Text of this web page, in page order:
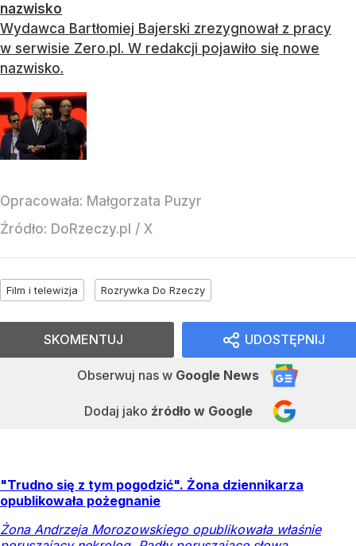
nazwisko
Wydawca Bartłomiej Bajerski zrezygnował z pracy
w serwisie Zero.pl. W redakcji pojawiło się nowe
nazwisko.
Opracowała: Małgorzata Puzyr
Źródło: DoRzeczy.pl / X
Film i telewizja Rozrywka Do Rzeczy
UDOSTĘPNIJ
Obserwuj nas w Google News
Dodaj jako źródło w Google
SKOMENTUJ
"Trudno się z tym pogodzić". Żona dziennikarza
opublikowała pożegnanie
Żona Andrzeja Morozowskiego opublikowała właśnie